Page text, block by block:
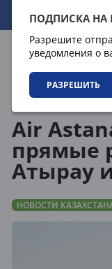
ПОДПИСКА НА
Разрешите
уведомления о
РАЗРЕШИТЬ
08.08.2026
Air
прямые
Атырау
НОВОСТИ